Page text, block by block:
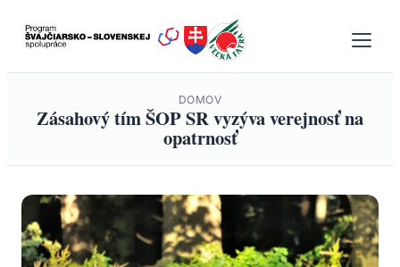
DOMOV
Zásahový tím ŠOP SR vyzýva verejnosť na
opatrnosť